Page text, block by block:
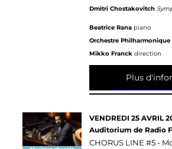
Dmitri Chostakovitch
Beatrice Rana piano
Orchestre Philharmonique
Mikko Franckdirection
Plus
VENDREDI 25 AVRIL
Auditorium de Radio
CHORUS LINE #5 -